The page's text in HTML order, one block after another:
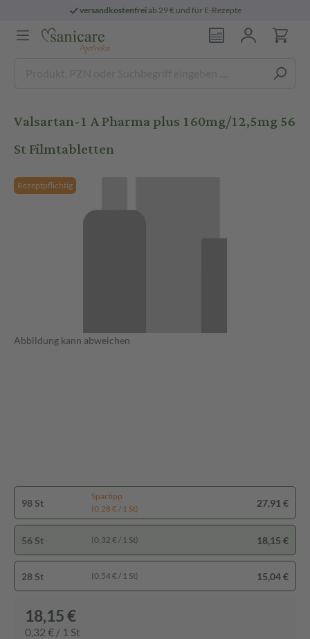
versandkostenfreiab 29 € und für E-Rezepte
Valsartan-1 A Pharma plus 160mg/12,5mg 56
St Filmtabletten
Rezeptpflichtig
Abbildung kann abweichen
98 St
Spartipp
(0,28 € / 1 St)
27,91 €
56 St (0,32 € / 1 St) 18,15 €
28 St (0,54 € / 1 St) 15,04 €
18,15 €
0,32 € / 1 St